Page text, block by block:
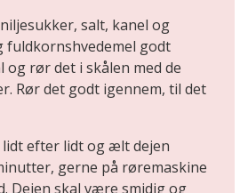
salt, kanel og
fuldkornshvedemel godt
og rør det i skålen med de
Rør det godt igennem, til det
efter lidt og ælt dejen
gerne på røremaskine
Dejen skal være smidig og